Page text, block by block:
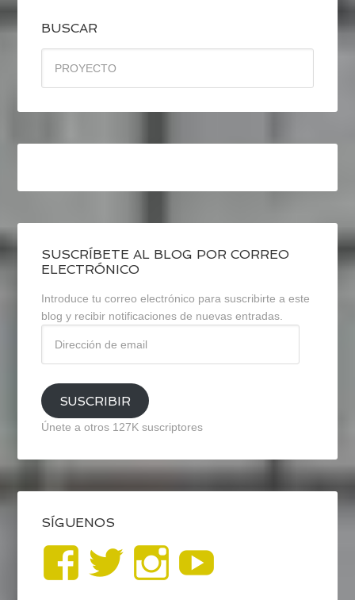
BUSCAR
SUSCRÍBETE AL BLOG POR CORREO
ELECTRÓNICO
Introduce tu correo electrónico para suscribirte a este
blog y recibir notificaciones de nuevas entradas.
email
SUSCRIBIR
Únete a otros 127K suscriptores
SÍGUENOS
VerVerVer